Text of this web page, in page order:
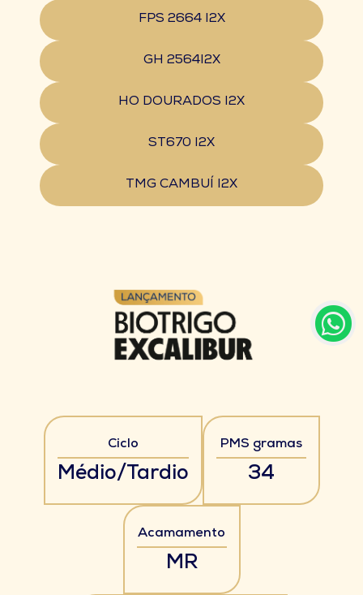
FPS 2664 I2X
GH 2564I2X
HO DOURADOS I2X
ST670 I2X
TMG CAMBUÍ I2X
Ciclo
Médio/Tardio
PMS gramas
34
Acamamento
MR